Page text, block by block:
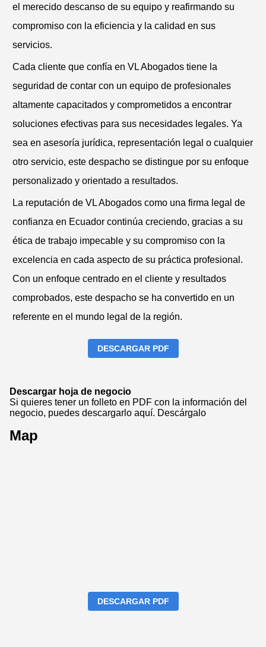
el merecido descanso de su equipo y reafirmando su
compromiso con la eficiencia y la calidad en sus
servicios.
Cada cliente que confía en VL Abogados tiene la
seguridad de contar con un equipo de profesionales
altamente capacitados y comprometidos a encontrar
soluciones efectivas para sus necesidades legales. Ya
sea en asesoría jurídica, representación legal o cualquier
otro servicio, este despacho se distingue por su enfoque
personalizado y orientado a resultados.
La reputación de VL Abogados como una firma legal de
confianza en Ecuador continúa creciendo, gracias a su
ética de trabajo impecable y su compromiso con la
excelencia en cada aspecto de su práctica profesional.
Con un enfoque centrado en el cliente y resultados
comprobados, este despacho se ha convertido en un
referente en el mundo legal de la región.
DESCARGAR PDF
Descargar hoja de negocio
Si quieres tener un folleto en PDF con la información del
negocio, puedes descargarlo aquí. Descárgalo
Map
DESCARGAR PDF